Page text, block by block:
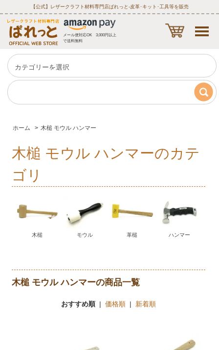
【公式】レザークラフト材料専門店ぱれっと‐皮革･キット･工具等を販売
メール便対応OK 3,000円以上
で送料無料
ホーム > 木槌 モウル ハンマー
木槌 モウル ハンマーのカテ
ゴリ
木槌 モウル 革槌 ハンマー
木槌 モウル ハンマーの商品一覧
おすすめ順| 価格順| 新着順